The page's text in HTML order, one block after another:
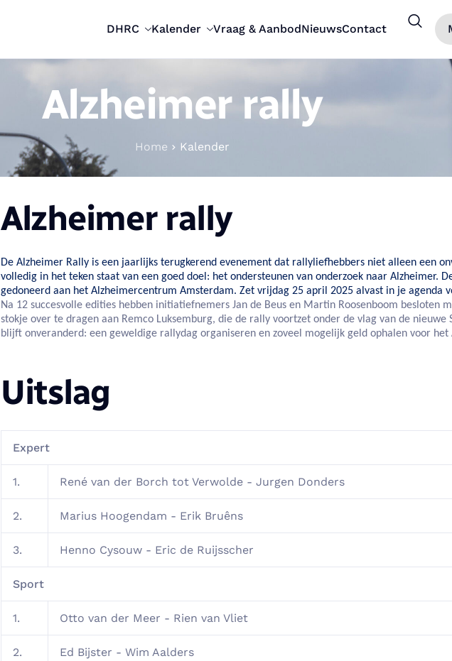
DHRC Kalender Vraag & AanbodNieuwsContact
Alzheimer rally
Home Kalender
Alzheimer rally
De Alzheimer Rally is een jaarlijks terugkerend evenement dat rallyliefhebbers niet alleen een
volledig in het teken staat van een goed doel: het ondersteunen van onderzoek naar Alzheimer.
gedoneerd aan het Alzheimercentrum Amsterdam. Zet vrijdag 25 april 2025 alvast in je agenda
Na 12 succesvolle edities hebben initiatiefnemers Jan de Beus en Martin Roosenboom besloten
stokje over te dragen aan Remco Luksemburg, die de rally voortzet onder de vlag van de nieuwe
blijft onveranderd: een geweldige rallydag organiseren en zoveel mogelijk geld ophalen voor
Uitslag
Expert
1. René van der Borch tot Verwolde - Jurgen Donders
2. Marius Hoogendam - Erik Bruêns
3. Henno Cysouw - Eric de Ruijsscher
Sport
1. Otto van der Meer - Rien van Vliet
2. Ed Bijster - Wim Aalders